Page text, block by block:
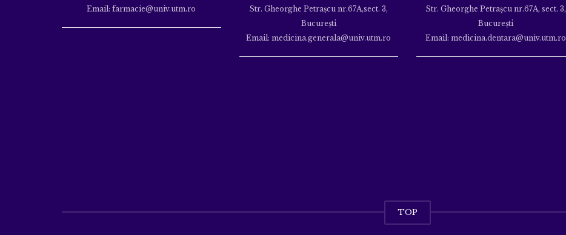
Email: farmacie@univ.utm.ro
Str. Gheorghe Petraşcu nr.67A,sect. 3,
Bucureşti
Email: medicina.generala@univ.utm.ro
Str. Gheorghe Petraşcu nr.67A, sect. 3,
Bucureşti
Email: medicina.dentara@univ.utm.ro
TOP